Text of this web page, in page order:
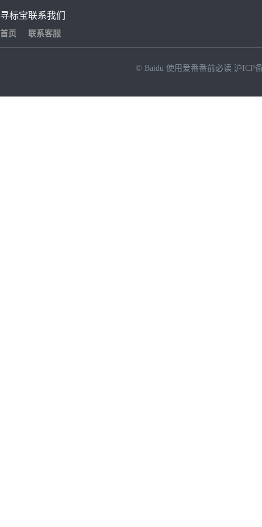
寻标宝
首页
联系我们
联系客服
© Baidu 使用爱番番前必读 沪ICP